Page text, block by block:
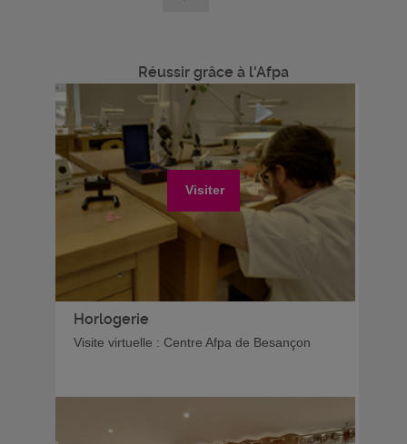
Réussir grâce à l'Afpa
Visiter
Horlogerie
Visite virtuelle : Centre Afpa de Besançon